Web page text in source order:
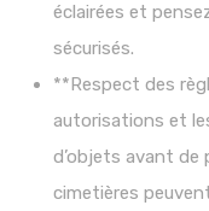
éclairées et
sécurisés.
**Respect des
autorisations et
d’objets avant de
cimetières